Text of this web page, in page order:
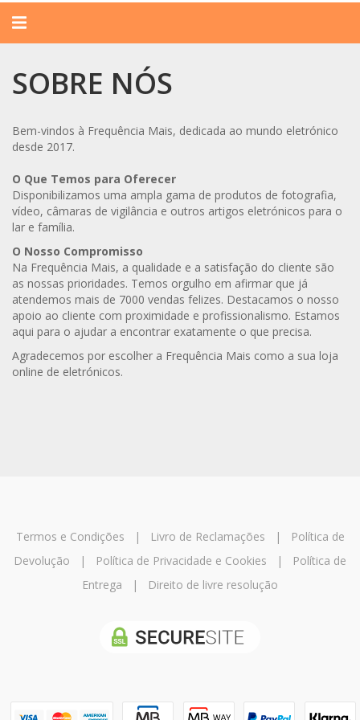
Alternar
SOBRE NÓS
SOBRE
NÓS
Bem-vindos à Frequência Mais, dedicada ao mundo eletrónico
desde 2017.
O Que Temos para Oferecer
Disponibilizamos uma ampla gama de produtos de fotografia,
vídeo, câmaras de vigilância e outros artigos eletrónicos para o
lar e família.
O Nosso Compromisso
Na Frequência Mais, a qualidade e a satisfação do cliente são
as nossas prioridades. Temos orgulho em afirmar que já
atendemos mais de 7000 vendas felizes. Destacamos o nosso
apoio ao cliente com proximidade e profissionalismo. Estamos
aqui para o ajudar a encontrar exatamente o que precisa.
Agradecemos por escolher a Frequência Mais como a sua loja
online de eletrónicos.
Termos e Condições | Livro de Reclamações |
Política de
Devolução | Política de Privacidade e Cookies |
Política de
Entrega | Direito de livre resolução